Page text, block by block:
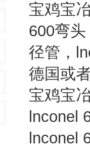
宝鸡宝
600弯头
径管 ，
德国或
宝鸡宝
lnconel
lnconel